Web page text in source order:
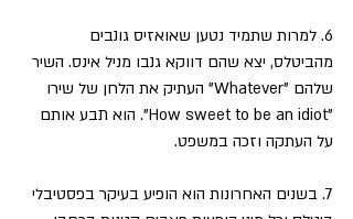
6. למרות שתמיד נטען שאואזיס גונבים
מהביטלס, יצא שהם דווקא גנבו מניל אינס. השיר
שלהם "Whatever" העתיק את הלחן של שירו
"How sweet to be an idiot". הוא תבע אותם
על העתקה וזכה במשפט.
7. בשנים האחרונות הוא הופיע בעיקר בפסטיבלי